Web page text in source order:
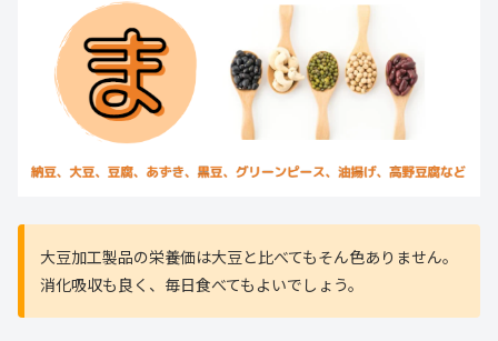
大豆加工製品の栄養価は大豆と比べてもそん色ありません。
消化吸収も良く、毎日食べてもよいでしょう。